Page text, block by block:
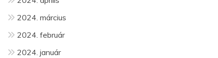
2024. március
2024. február
2024. január